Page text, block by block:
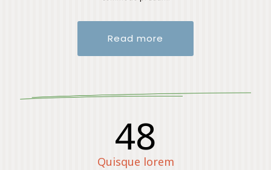
Read more
48
Quisque lorem